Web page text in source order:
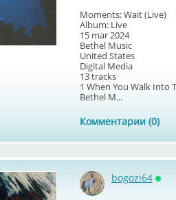
Moments: Wait (Live)
Album: Live
15 mar 2024
Bethel Music
United States
Digital Media
13 tracks
1 When You Walk Into
Bethel M...
Комментарии (0)
bogozi64